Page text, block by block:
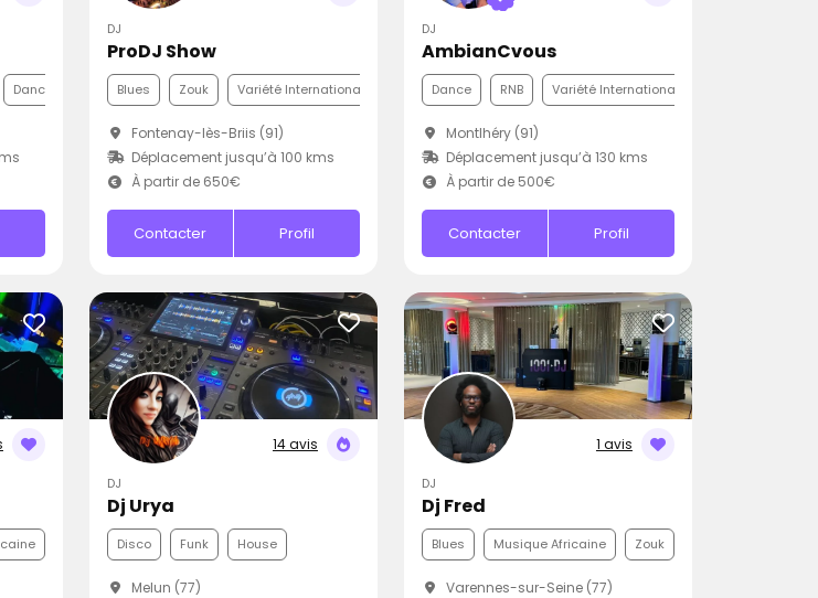
Dance
DJ
ProDJ Show
Blues Zouk Variété Internationale
Fontenay-lès-Briis (91)
Déplacement jusqu’à 100 kms
À partir de 650€
Contacter Profil
DJ
AmbianCvous
Dance RNB Variété Internationale
Montlhéry (91)
Déplacement jusqu’à 130 kms
À partir de 500€
Contacter Profil
14 avis
DJ
Dj Urya
Disco Funk House
Melun (77)
1 avis
DJ
Dj Fred
Blues Musique Africaine Zouk
Varennes-sur-Seine (77)